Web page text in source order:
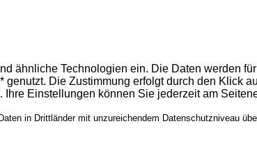
ähnliche Technologien ein. Die Daten werden
Die Zustimmung erfolgt durch den Klick
Einstellungen können Sie jederzeit am
in Drittländer mit unzureichendem Datenschutzniveau